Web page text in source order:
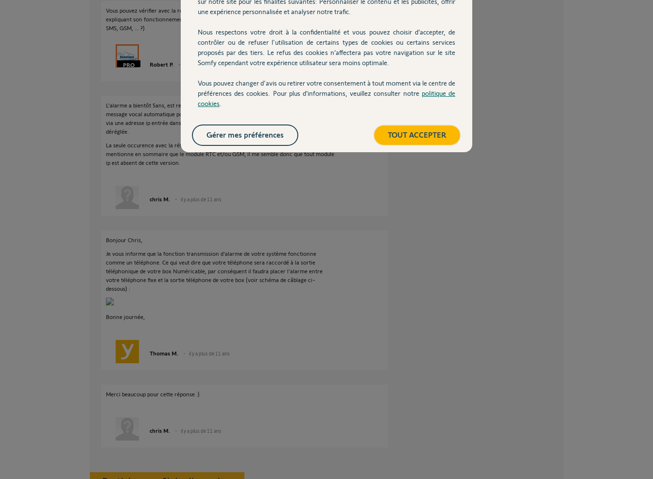
Vous pouvez vérifier avec la référence de votre alarme Protexiom et la facture ou en
expliquant son fonctionnement actuel (paramétrage par intranet, appels téléphoniques,
SMS, GSM, ... ?)
Robert P. il y a plus de 11 ans
L'alarme a bientôt 5ans, est reliée à une prise téléphonique par laquelle elle envoie un
message vocal automatique pour prévenir d'une intrusion. Il m'a été possible de la piloter
via une adresse ip entrée dans le navigateur internet même si depuis cette fonction s'est
déréglée.
La seule occurence avec la référence facture (67741282) renvoie à une notice qui ne
mentionne en sommaire que le module RTC et/ou GSM, il me semble donc que tout module
ip est absent de cette version.
chris M. il y a plus de 11 ans
Bonjour Chris,
Je vous informe que la fonction transmission d'alarme de votre système fonctionne
comme un téléphone. Ce qui veut dire que votre téléphone sera raccordé à la sortie
téléphonique de votre box Numéricable, par conséquent il faudra placer l'alarme entre
votre téléphone fixe et la sortie téléphone de votre box (voir schéma de câblage ci-
dessous) :
Bonne journée,
Thomas M. il y a plus de 11 ans
Merci beaucoup pour cette réponse :)
chris M. il y a plus de 11 ans
une expérience personnalisée et analyser notre trafic.
Nous respectons votre droit à la confidentialité et vous pouvez choisir d’accepter, de
contrôler ou de refuser l'utilisation de certains types de cookies ou certains services
proposés par des tiers. Le refus des cookies n’affectera pas votre navigation sur le site
Somfy cependant votre expérience utilisateur sera moins optimale.
Vous pouvez changer d'avis ou retirer votre consentement à tout moment via le centre de
préférences des cookies. Pour plus d’informations, veuillez consulter notre politique de
cookies
TOUT ACCEPTER
Gérer mes préférences